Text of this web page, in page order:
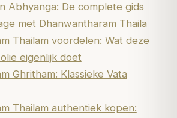
Abhyanga: De complete gids
met Dhanwantharam Thaila
Thailam voordelen: Wat deze
eigenlijk doet
Ghritham: Klassieke Vata
Thailam authentiek kopen: